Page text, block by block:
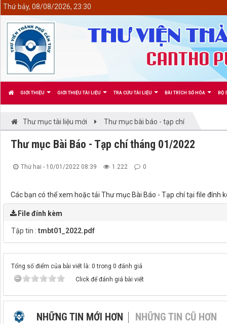
GIỚI THIỆU GIỚI THIỆU TÀI LIỆU TRA CỨU TÀI LIỆU BÀI TRÍCH SỐ HÓA BỘ
Thứ bảy, 08/08/2026, 23:30
Thư mục tài liệu mới Thư mục bài báo - tạp chí
Thư mục Bài Báo - Tạp chí tháng 01/2022
Thứ hai - 10/01/2022 08:39 1.222 0
Các bạn có thể xem hoặc tải Thư mục Bài Báo - Tạp chí tại file đính
File đính kèm
Tập tin : tmbt01_2022.pdf
Tổng số điểm của bài viết là: 0 trong 0 đánh giá
Click để đánh giá bài viết
NHỮNG TIN MỚI HƠN NHỮNG TIN CŨ HƠN
<